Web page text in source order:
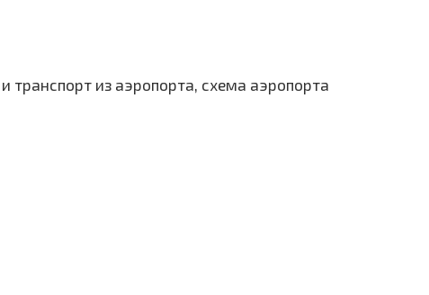
транспорт из аэропорта, схема аэропорта